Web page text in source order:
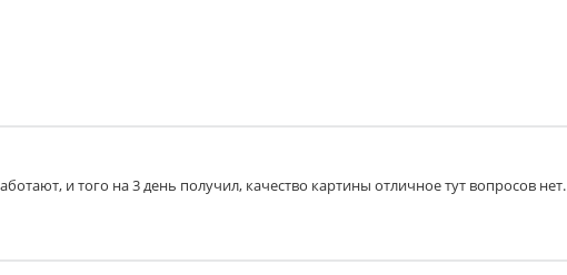
и того на 3 день получил, качество картины отличное тут вопросов нет.